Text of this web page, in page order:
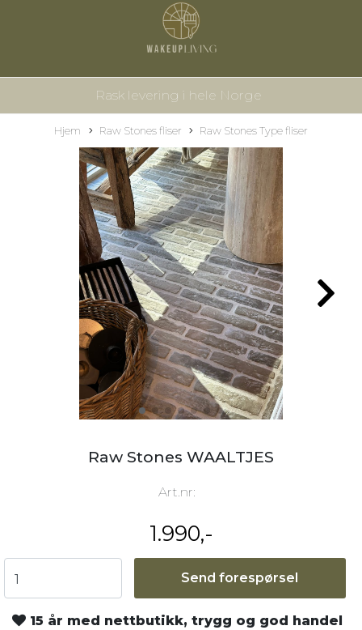
Rask levering i hele Norge
Hjem Raw Stones fliser Raw Stones Type fliser
Raw Stones WAALTJES
Art.nr:
1.990,-
Send forespørsel
15 år med nettbutikk, trygg og god handel